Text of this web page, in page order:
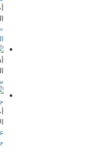
الـ 77 على